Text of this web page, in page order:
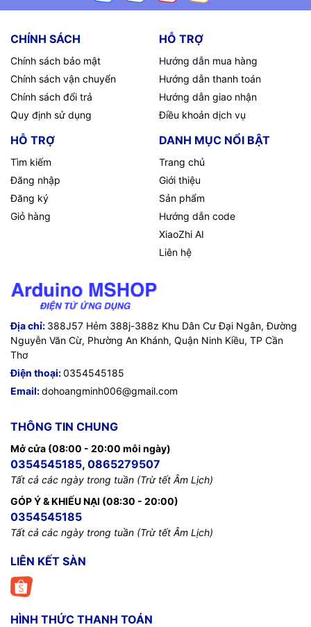
CHÍNH SÁCH
Chính sách bảo mật
Chính sách vận chuyển
Chính sách đổi trả
Quy định sử dụng
HỖ TRỢ
Hướng dẫn mua hàng
Hướng dẫn thanh toán
Hướng dẫn giao nhận
Điều khoản dịch vụ
HỖ TRỢ
Tìm kiếm
Đăng nhập
Đăng ký
Giỏ hàng
DANH MỤC NỔI BẬT
Trang chủ
Giới thiệu
Sản phẩm
Hướng dẫn code
XiaoZhi AI
Liên hệ
Địa chỉ: 388J57 Hẻm 388j-388z Khu Dân Cư Đại Ngân, Đường
Nguyễn Văn Cừ, Phường An Khánh, Quận Ninh Kiều, TP Cần
Thơ
Điện thoại:0354545185
Email:dohoangminh006@gmail.com
THÔNG TIN CHUNG
Mở cửa (08:00 - 20:00 mỗi ngày)
0354545185, 0865279507
Tất cả các ngày trong tuần (Trừ tết Âm Lịch)
GÓP Ý & KHIẾU NẠI (08:30 - 20:00)
0354545185
Tất cả các ngày trong tuần (Trừ tết Âm Lịch)
LIÊN KẾT SÀN
HÌNH THỨC THANH TOÁN